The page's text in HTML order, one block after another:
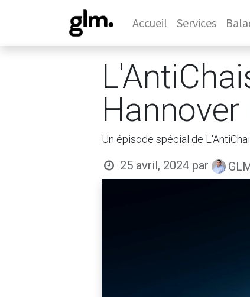
Accueil Services
Un épisode spécial de
25 avril, 2024 par